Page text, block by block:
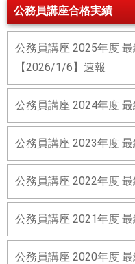
公務員講座合格実績
公務員講座 2025年度
【2026/1/6】速報
公務員講座 2024年度
公務員講座 2023年度
公務員講座 2022年度
公務員講座 2021年度
公務員講座 2020年度